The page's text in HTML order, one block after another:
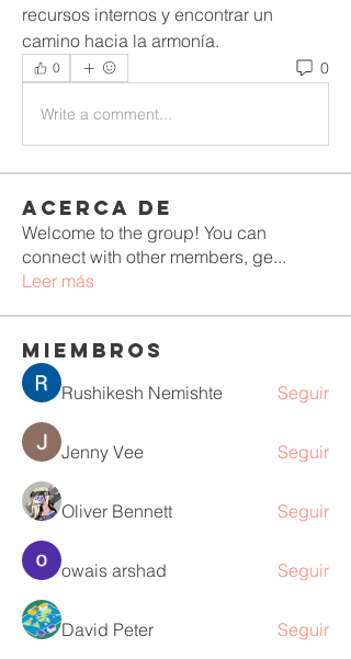
recursos internos y encontrar un
camino hacia la armonía.
0 0
Write a comment...
Acerca de
Welcome to the group! You can
connect with other members, ge...
Leer más
Miembros
Rushikesh Nemishte Seguir
Jenny Vee Seguir
Oliver Bennett Seguir
owais arshad Seguir
David Peter
Seguir